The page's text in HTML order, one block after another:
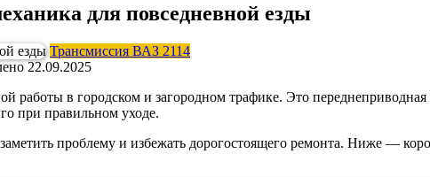
для повседневной езды
Трансмиссия ВАЗ 2114
22.09.2025
работы в городском и загородном трафике. Это
при правильном уходе.
проблему и избежать дорогостоящего ремонта. Ниже —